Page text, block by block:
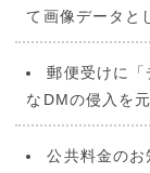
て画像データと
郵便受けに
なDMの侵入を
公共料金の